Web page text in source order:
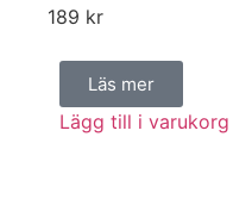
189 kr
Läs mer
Lägg till i varukorg